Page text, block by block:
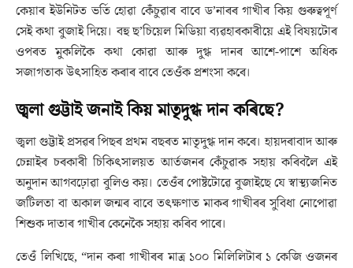
কেয়াৰ ইউনিটত ভৰ্তি হোৱা কেঁচুৱাৰ বাবে ড’নাৰৰ গাখীৰ কিয় গুৰুত্বপূৰ্ণ
সেই কথা বুজাই দিয়ে। বহু ছ’চিয়েল মিডিয়া ব্যৱহাৰকাৰীয়ে এই বিষয়টোৰ
ওপৰত মুকলিকৈ কথা কোৱা আৰু দুগ্ধ দানৰ আশে-পাশে অধিক
সজাগতাক উৎসাহিত কৰাৰ বাবে তেওঁক প্ৰশংসা কৰে।
জ্বলা গুট্টাই জনাই কিয় মাতৃদুগ্ধ দান কৰিছে?
জ্বলা গুট্টাই প্ৰসৱৰ পিছৰ প্ৰথম বছৰত মাতৃদুগ্ধ দান কৰে। হায়দৰাবাদ আৰু
চেন্নাইৰ চৰকাৰী চিকিৎসালয়ত আৰ্তজনৰ কেঁচুৱাক সহায় কৰিবলৈ এই
অনুদান আগবঢ়োৱা বুলিও কয়। তেওঁৰ পোষ্টটোৱে বুজাইছে যে স্বাস্থ্যজনিত
জটিলতা বা অকাল জন্মৰ বাবে তৎক্ষণাত মাকৰ গাখীৰৰ সুবিধা নোপোৱা
শিশুক দাতাৰ গাখীৰ কেনেকৈ সহায় কৰিব পাৰে।
তেওঁ লিখিছে, “দান কৰা গাখীৰৰ মাত্ৰ ১০০ মিলিলিটাৰ ১ কেজি ওজনৰ